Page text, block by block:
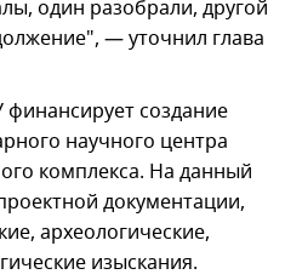
один разобрали, другой
— уточнил глава
создание
научного центра
комплекса. На данный
документации,
археологические,
изыскания.